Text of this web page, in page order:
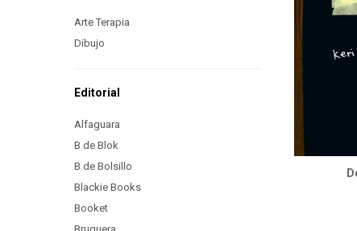
Arte Terapia
Dibujo
Editorial
Alfaguara
B de Blok
B de Bolsillo
Blackie Books
Booket